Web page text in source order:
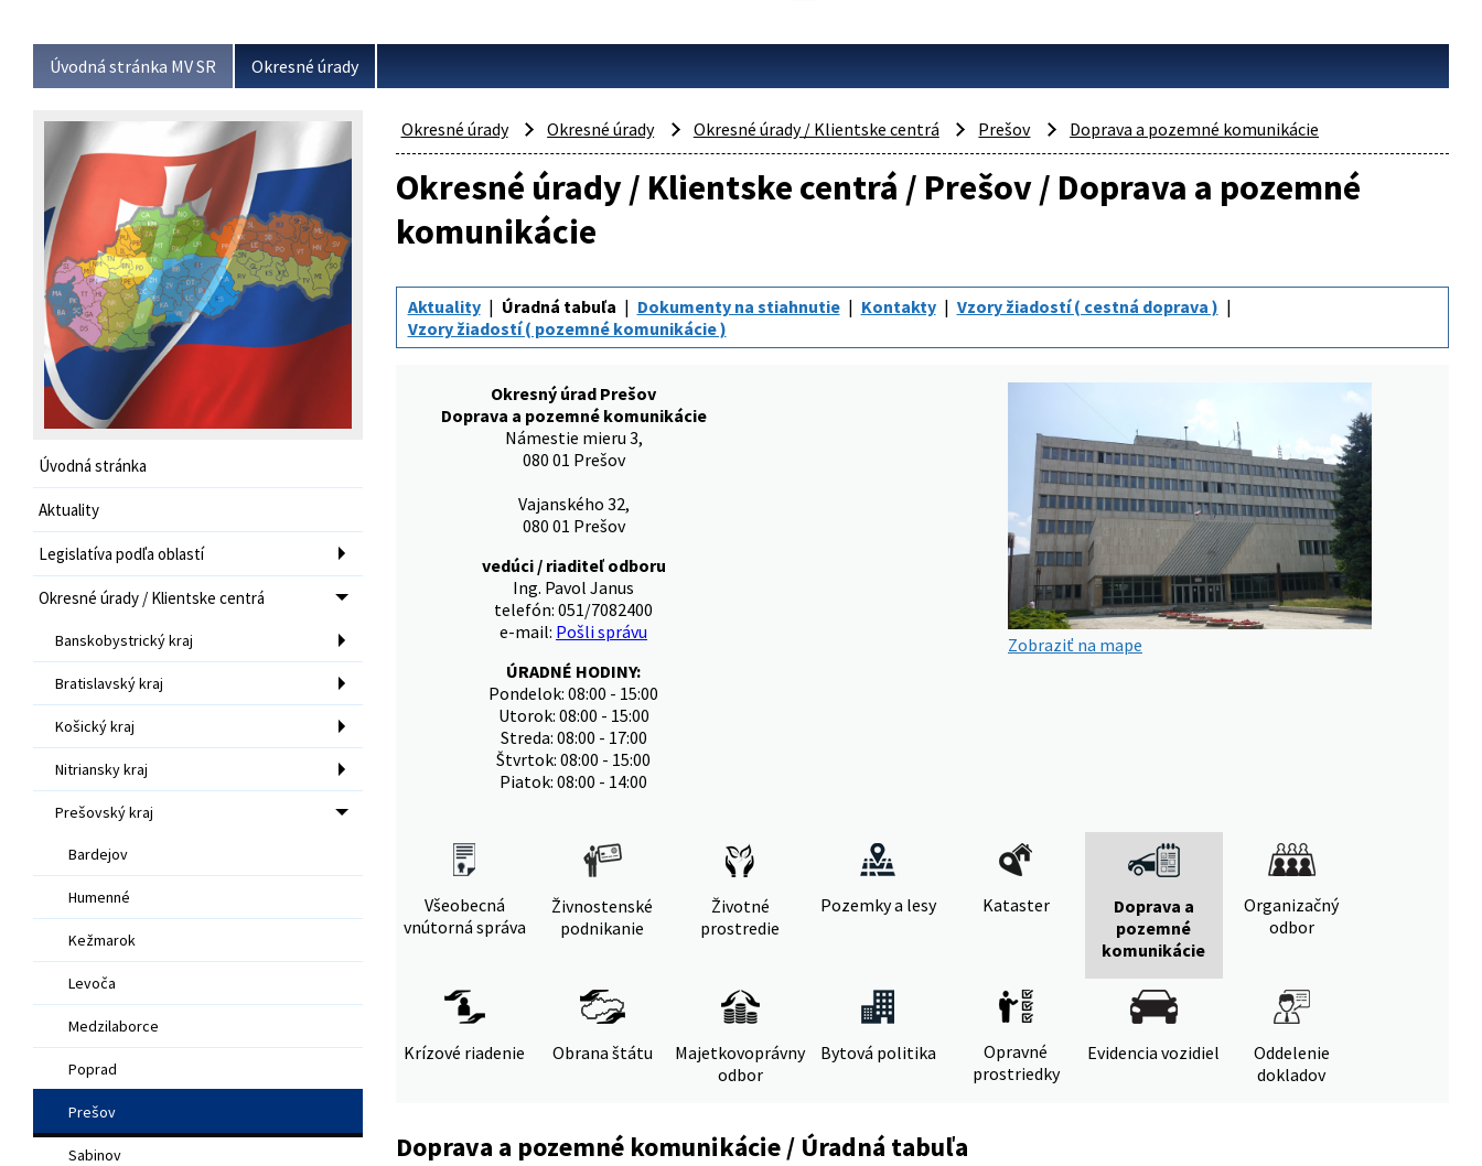
Úvodná stránka MV SR Okresné úrady
Úvodná stránka
Aktuality
Legislatíva podľa oblastí
Okresné úrady / Klientske centrá
Banskobystrický kraj
Bratislavský kraj
Košický kraj
Nitriansky kraj
Prešovský kraj
Bardejov
Humenné
Kežmarok
Levoča
Medzilaborce
Poprad
Prešov
Sabinov
Okresné úrady Okresné úrady Okresné úrady / Klientske centrá Prešov Doprava a pozemné komunikácie
Okresné úrady / Klientske centrá / Prešov / Doprava a pozemné
komunikácie
Aktuality Úradná tabuľa Dokumenty na stiahnutie Kontakty
Vzory žiadostí ( cestná doprava )
Vzory žiadostí ( pozemné komunikácie )
Okresný úrad Prešov
Doprava a pozemné komunikácie
Námestie mieru 3,
080 01 Prešov
Vajanského 32,
080 01 Prešov
vedúci / riaditeľ odboru
Ing. Pavol Janus
telefón: 051/7082400
e-mail: Pošli správu
ÚRADNÉ HODINY:
Pondelok: 08:00 - 15:00
Utorok: 08:00 - 15:00
Streda: 08:00 - 17:00
Štvrtok: 08:00 - 15:00
Piatok: 08:00 - 14:00
Zobraziť na mape
Všeobecná
vnútorná správa
Živnostenské
podnikanie
Životné
prostredie
Pozemky a lesy Kataster
Doprava a
pozemné
komunikácie
Organizačný
odbor
Krízové riadenie Obrana štátu
Majetkovoprávny
odbor
Bytová politika
Opravné
prostriedky
Evidencia vozidiel
Oddelenie
dokladov
Doprava a pozemné komunikácie / Úradná tabuľa